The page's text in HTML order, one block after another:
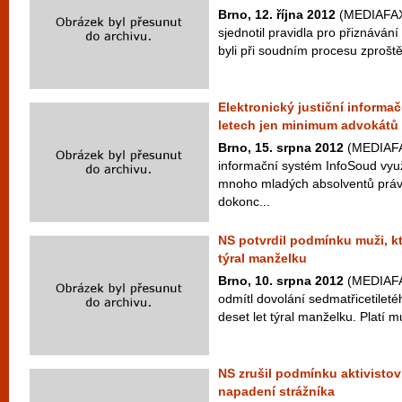
Brno, 12. října 2012
sjednotil pravidla pro
byli při soudním procesu
Elektronický justiční
letech jen minimum advokátů
Brno, 15. srpna 2012
informační systém InfoSoud
mnoho mladých absolventů
dokonc...
NS potvrdil podmínku muži,
týral manželku
Brno, 10. srpna 2012
odmítl dovolání
deset let týral manželku. Platí
NS zrušil podmínku
napadení strážníka